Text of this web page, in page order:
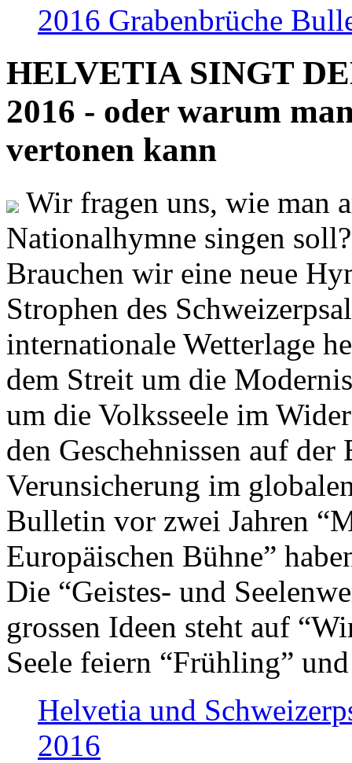
2016 Grabenbrüche
HELVETIA SINGT
2016 - oder warum
vertonen kann
Wir fragen uns, wie man
Nationalhymne singen
Brauchen wir eine neue
Strophen des
internationale Wetterlage
dem Streit um die
um die Volksseele im
den Geschehnissen auf
Verunsicherung im
Bulletin vor zwei Jahren
Europäischen Bühne”
Die “Geistes- und
grossen Ideen steht auf
Seele feiern “Frühling”
Helvetia und
2016